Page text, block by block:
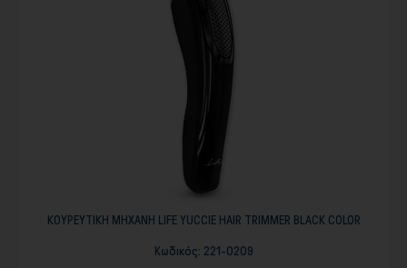
ΚΟΥΡΕΥΤΙΚΗ ΜΗΧΑΝΗ LIFE YUCCIE HAIR TRIMMER BLACK COLOR
Κωδικός: 221-0209